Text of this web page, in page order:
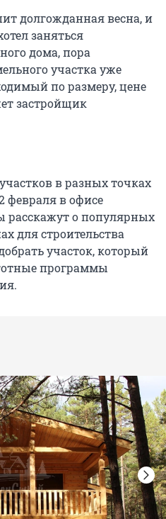
долгожданная весна, и
заняться
дома, пора
участка уже
по размеру, цене
застройщик
в разных точках
февраля в офисе
расскажут о популярных
для строительства
участок, который
программы